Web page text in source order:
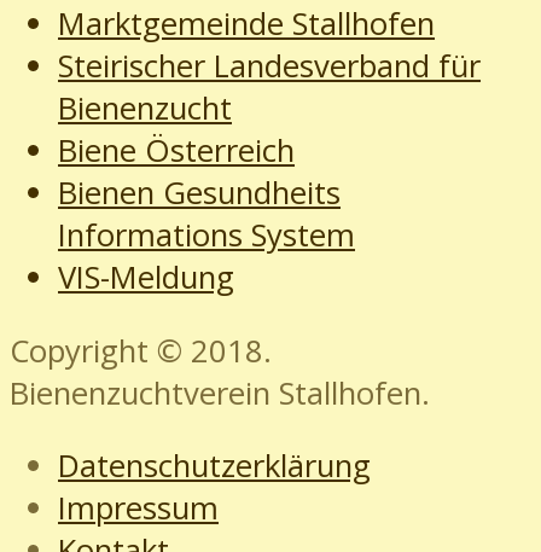
Marktgemeinde Stallhofen
Steirischer Landesverband für
Bienenzucht
Biene Österreich
Bienen Gesundheits
Informations System
VIS-Meldung
Copyright © 2018.
Bienenzuchtverein Stallhofen.
Datenschutzerklärung
Impressum